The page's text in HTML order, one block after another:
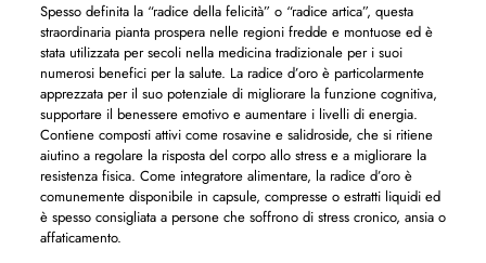
Spesso definita la “radice della felicità” o “radice artica”, questa
straordinaria pianta prospera nelle regioni fredde e montuose ed è
stata utilizzata per secoli nella medicina tradizionale per i suoi
numerosi benefici per la salute. La radice d’oro è particolarmente
apprezzata per il suo potenziale di migliorare la funzione cognitiva,
supportare il benessere emotivo e aumentare i livelli di energia.
Contiene composti attivi come rosavine e salidroside, che si ritiene
aiutino a regolare la risposta del corpo allo stress e a migliorare la
resistenza fisica. Come integratore alimentare, la radice d’oro è
comunemente disponibile in capsule, compresse o estratti liquidi ed
è spesso consigliata a persone che soffrono di stress cronico, ansia o
affaticamento.